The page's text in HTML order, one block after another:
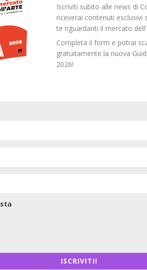
Iscriviti subito alle news di
riceverai contenuti esclusivi
te riguardanti il mercato
Completa il form e potrai
gratuitamente la nuova
2026!
ISCRIVITI!